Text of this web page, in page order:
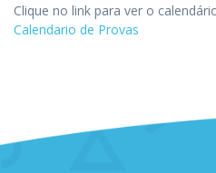
Clique no link para ver o
Calendario de Provas